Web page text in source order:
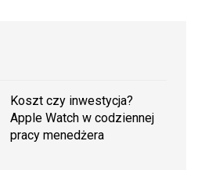
Koszt czy inwestycja?
Apple Watch w codziennej
pracy menedżera